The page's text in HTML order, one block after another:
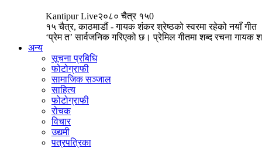
Kantipur Live२०८० चैत्र १५0
१५ चैत्र, काठमाडौं - गायक शंकर श्रेष्ठको स्वरमा रहेको नयाँ गीत
‘प्रेम त’ सार्वजनिक गरिएको छ। प्रेमिल गीतमा शब्द रचना गायक
अन्य
सूचना प्रबिधि
फोटोग्राफी
सामाजिक सञ्जाल
साहित्य
फोटोग्राफी
रोचक
विचार
उद्यमी
पत्रपत्रिका